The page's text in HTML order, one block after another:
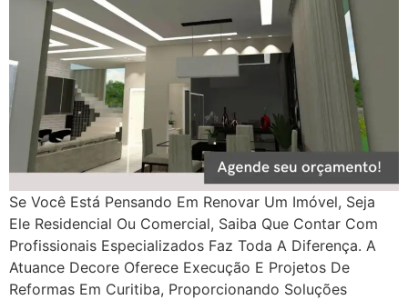
Se Você Está Pensando Em Renovar Um Imóvel, Seja
Ele Residencial Ou Comercial, Saiba Que Contar Com
Profissionais Especializados Faz Toda A Diferença. A
Atuance Decore Oferece Execução E Projetos De
Reformas Em Curitiba, Proporcionando Soluções